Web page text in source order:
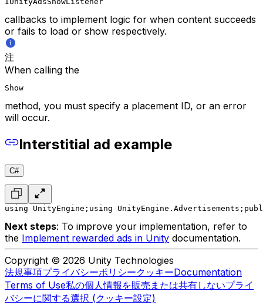
callbacks to implement logic for when content succeeds
or fails to load or show respectively.
注
When calling the
Show
method, you must specify a placement ID, or an error
will occur.
Interstitial ad example
C#
using UnityEngine; using UnityEngine.Advertisements;
Next steps: To improve your implementation, refer to
the Implement rewarded ads in Unity documentation.
Copyright © 2026 Unity Technologies
法規事項プライバシーポリシークッキーDocumentation
Terms of Use私の個人情報を販売または共有しないプライ
バシーに関する選択 (クッキー設定)